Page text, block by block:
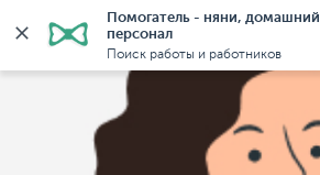
Помогатель - няни, домашний
персонал
Поиск работы и работников
Главная Няни Няни в Москве